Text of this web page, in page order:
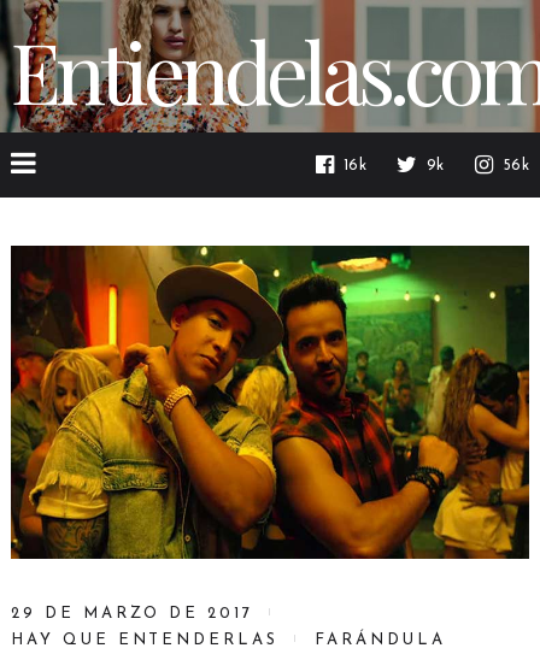
16k 9k 56k
29 DE MARZO DE 2017
HAY QUE ENTENDERLAS
FARÁNDULA